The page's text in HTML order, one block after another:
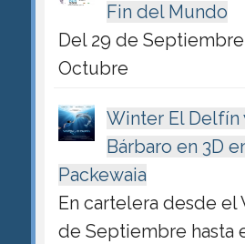
Fin del Mundo
Del 29 de
Octubre
Winter El Delfín
Bárbaro en 3D
Packewaia
En cartelera desde el
de Septiembre hasta